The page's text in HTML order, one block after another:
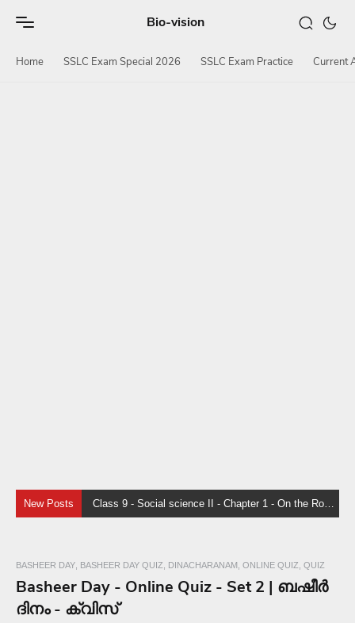
Bio-vision
Home SSLC Exam Special 2026 SSLC Exam Practice Current
New Posts Class 9 - Social science II - Chapter 1 - On the Roof of the World - Sure Questions and Answers EM
BASHEER DAY BASHEER DAY QUIZ DINACHARANAM ONLINE QUIZ QUIZ
Basheer Day - Online Quiz - Set 2 | ബഷീർ
ദിനം - ക്വിസ്